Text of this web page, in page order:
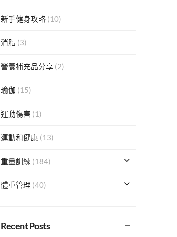
新手健身攻略(10)
消脂 (3)
營養補充品分享 (2)
瑜伽 (15)
運動傷害 (1)
運動和健康(13)
重量訓練 (184)
體重管理 (40)
Recent Posts